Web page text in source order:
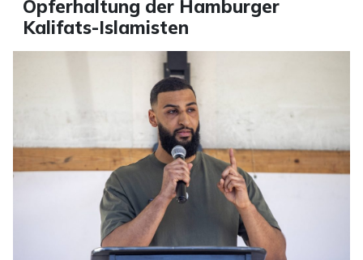
Opferhaltung der Hamburger
Kalifats-Islamisten